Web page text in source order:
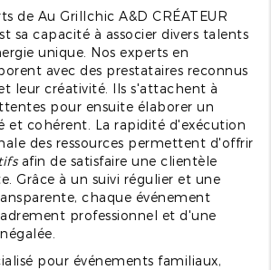
de Au Grillchic A&D CRÉATEUR
sa capacité à associer divers talents
unique. Nos experts en
avec des prestataires reconnus
leur créativité. Ils s'attachent à
pour ensuite élaborer un
et cohérent. La rapidité d'exécution
des ressources permettent d'offrir
afin de satisfaire une clientèle
Grâce à un suivi régulier et une
chaque événement
professionnel et d'une
pour événements familiaux,